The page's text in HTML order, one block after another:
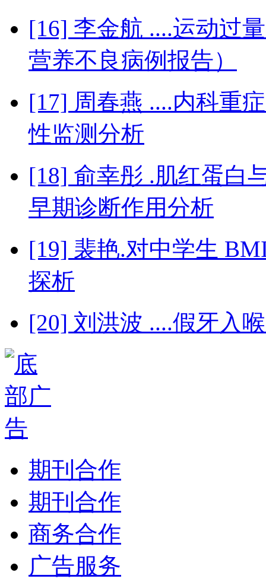
[16] 李金航 ....运动过
营养不良病例报告）
[17] 周春燕 ....内科重
性监测分析
[18] 俞幸彤 .肌红蛋白
早期诊断作用分析
[19] 裴艳.对中学生
探析
[20] 刘洪波 ....假牙入
期刊合作
期刊合作
商务合作
广告服务